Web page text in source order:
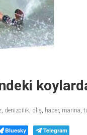
, denizcilik, dlış, haber, marina,
Bluesky Telegram